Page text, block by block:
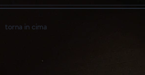
torna in cima